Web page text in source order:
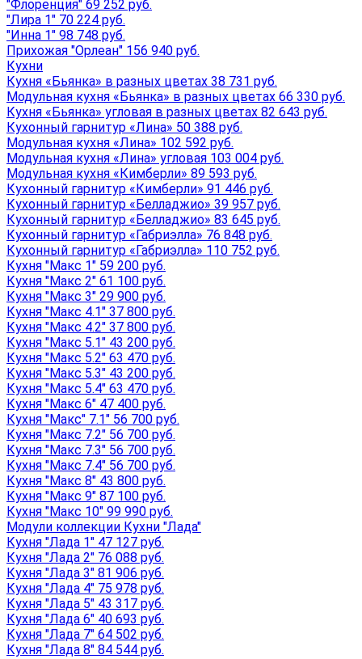
"Флоренция" 69 252 руб.
"Лира 1" 70 224 руб.
"Инна 1" 98 748 руб.
Прихожая "Орлеан" 156 940 руб.
Кухни
Кухня «Бьянка» в разных цветах 38 731 руб.
Модульная кухня «Бьянка» в разных цветах 66 330 руб.
Кухня «Бьянка» угловая в разных цветах 82 643 руб.
Кухонный гарнитур «Лина» 50 388 руб.
Модульная кухня «Лина» 102 592 руб.
Модульная кухня «Лина» угловая 103 004 руб.
Модульная кухня «Кимберли» 89 593 руб.
Кухонный гарнитур «Кимберли» 91 446 руб.
Кухонный гарнитур «Белладжио» 39 957 руб.
Кухонный гарнитур «Белладжио» 83 645 руб.
Кухонный гарнитур «Габриэлла» 76 848 руб.
Кухонный гарнитур «Габриэлла» 110 752 руб.
Кухня "Макс 1" 59 200 руб.
Кухня "Макс 2" 61 100 руб.
Кухня "Макс 3" 29 900 руб.
Кухня "Макс 4.1" 37 800 руб.
Кухня "Макс 4.2" 37 800 руб.
Кухня "Макс 5.1" 43 200 руб.
Кухня "Макс 5.2" 63 470 руб.
Кухня "Макс 5.3" 43 200 руб.
Кухня "Макс 5.4" 63 470 руб.
Кухня "Макс 6" 47 400 руб.
Кухня "Макс" 7.1" 56 700 руб.
Кухня "Макс 7.2" 56 700 руб.
Кухня "Макс 7.3" 56 700 руб.
Кухня "Макс 7.4" 56 700 руб.
Кухня "Макс 8" 43 800 руб.
Кухня "Макс 9" 87 100 руб.
Кухня "Макс 10" 99 990 руб.
Модули коллекции Кухни "Лада"
Кухня "Лада 1" 47 127 руб.
Кухня "Лада 2" 76 088 руб.
Кухня "Лада 3" 81 906 руб.
Кухня "Лада 4" 75 978 руб.
Кухня "Лада 5" 43 317 руб.
Кухня "Лада 6" 40 693 руб.
Кухня "Лада 7" 64 502 руб.
Кухня "Лада 8" 84 544 руб.